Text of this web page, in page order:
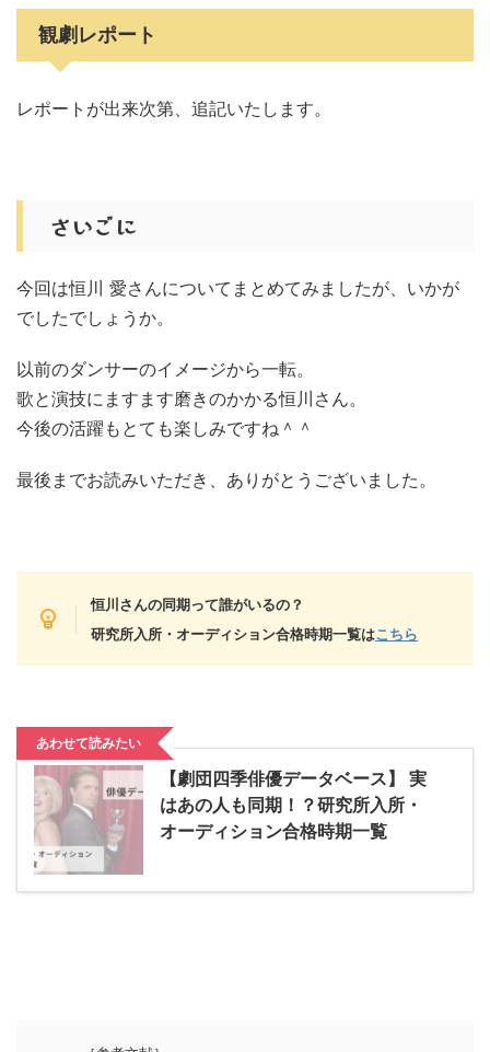
観劇レポート
レポートが出来次第、追記いたします。
さいごに
今回は恒川 愛さんについてまとめてみましたが、いかが
でしたでしょうか。
以前のダンサーのイメージから一転。
歌と演技にますます磨きのかかる恒川さん。
今後の活躍もとても楽しみですね＾＾
最後までお読みいただき、ありがとうございました。
恒川さんの同期って誰がいるの？
研究所入所・オーディション合格時期一覧はこちら
あわせて読みたい
【劇団四季俳優データベース】 実
はあの人も同期！？研究所入所・
オーディション合格時期一覧